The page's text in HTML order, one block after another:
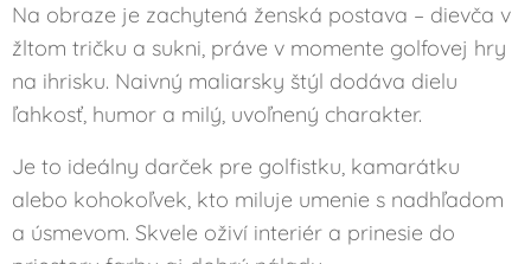
Na obraze je zachytená ženská postava – dievča v
žltom tričku a sukni, práve v momente golfovej hry
na ihrisku. Naivný maliarsky štýl dodáva dielu
ľahkosť, humor a milý, uvoľnený charakter.
Je to ideálny darček pre golfistku, kamarátku
alebo kohokoľvek, kto miluje umenie s nadhľadom
a úsmevom. Skvele oživí interiér a prinesie do